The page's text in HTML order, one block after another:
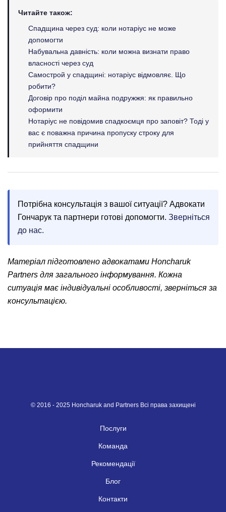
Читайте також:
Спадщина через суд: коли нотаріус не може
допомогти
Набувальна давність: коли можна визнати право
власності через суд
Самострой у спадщині: нотаріус відмовляє. Що
робити?
Договір про поділ майна подружжя: як правильно
оформити
Нотаріус не повідомив спадкоємця про заповіт? Тоді у
вас є поважна причина пропуску строку для
прийняття спадщини
Потрібна консультація з вашої ситуації? Адвокати
Гончарук та партнери готові допомогти. Зверніться
до нас.
Матеріал підготовлено адвокатами Honcharuk
Partners для загального інформування. Кожна
ситуація має індивідуальні особливості, зверніться за
консультацією.
© 2016 - 2025 Honcharuk and Partners Всі права захищені
Послуги
Команда
Рекомендації
Блог
Контакти